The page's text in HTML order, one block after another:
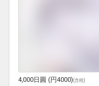
4,000日圓 (円4000)(含稅)